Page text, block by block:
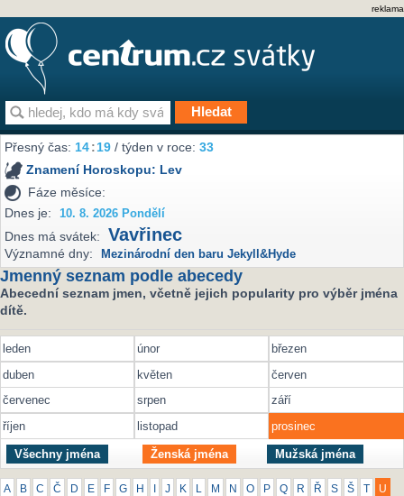
reklama
Přesný čas:14:19 / týden v roce:33
Znamení Horoskopu: Lev
Fáze měsíce:
Dnes je:
10. 8. 2026 Pondělí
Dnes má svátek: Vavřinec
Významné dny: Mezinárodní den baru Jekyll&Hyde
Jmenný seznam podle abecedy
Abecední seznam jmen, včetně jejich popularity pro výběr jména
dítě.
leden únor
březen
duben
květen
červen
červenec
srpen
září
říjen
listopad prosinec
Všechny jména Ženská jména Mužská jména
A B C Č D E F G H J K M N O P Q R Ř S Š U